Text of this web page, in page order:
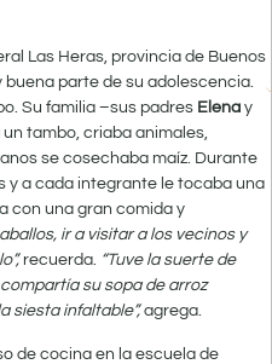
Las Heras, provincia de Buenos
parte de su adolescencia.
Su familia –sus padres Elena y
tambo, criaba animales,
se cosechaba maíz. Durante
y a cada integrante le tocaba una
con una gran comida y
ir a visitar a los vecinos y
recuerda. “Tuve la suerte de
su sopa de arroz
siesta infaltable”,agrega.
de cocina en la escuela de